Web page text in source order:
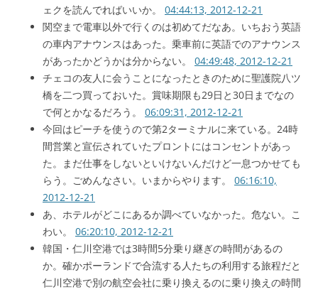
ェクを読んでればいいか。 04:44:13, 2012-12-21
関空まで電車以外で行くのは初めてだなあ。いちおう英語
の車内アナウンスはあった。乗車前に英語でのアナウンス
があったかどうかは分からない。 04:49:48, 2012-12-21
チェコの友人に会うことになったときのために聖護院八ツ
橋を二つ買っておいた。賞味期限も29日と30日までなの
で何とかなるだろう。 06:09:31, 2012-12-21
今回はピーチを使うので第2ターミナルに来ている。24時
間営業と宣伝されていたプロントにはコンセントがあっ
た。まだ仕事をしないといけないんだけど一息つかせても
らう。ごめんなさい。いまからやります。 06:16:10,
2012-12-21
あ、ホテルがどこにあるか調べていなかった。危ない。こ
わい。 06:20:10, 2012-12-21
韓国・仁川空港では3時間5分乗り継ぎの時間があるの
か。確かポーランドで合流する人たちの利用する旅程だと
仁川空港で別の航空会社に乗り換えるのに乗り換えの時間